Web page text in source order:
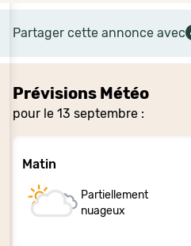
Prévisions Météo
pour le 13 septembre :
Matin
Partiellement
nuageux
Partager cette annonce avec